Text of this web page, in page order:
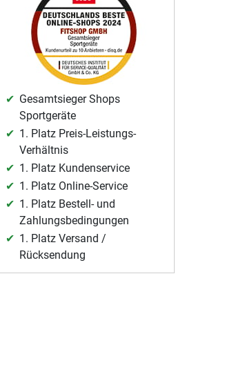
Gesamtsieger Shops
Sportgeräte
1. Platz Preis-Leistungs-
Verhältnis
1. Platz Kundenservice
1. Platz Online-Service
1. Platz Bestell- und
Zahlungsbedingungen
1. Platz Versand /
Rücksendung